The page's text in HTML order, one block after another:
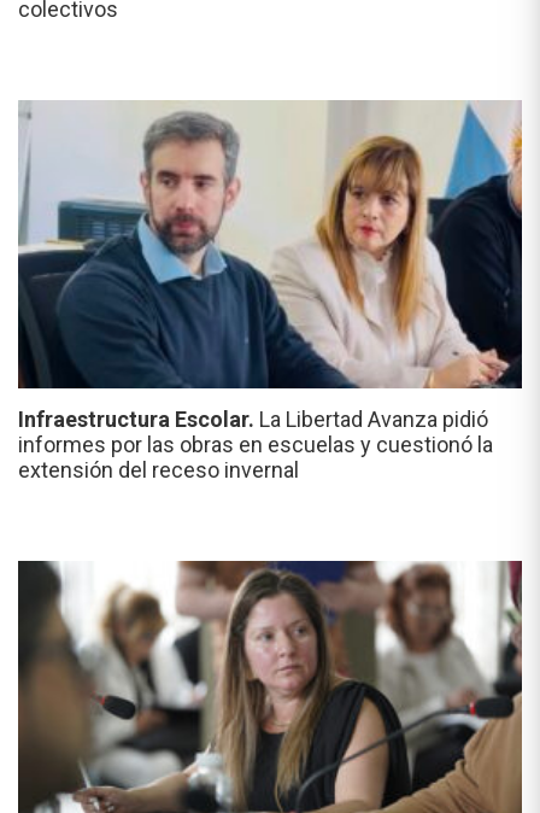
colectivos
Infraestructura Escolar. La Libertad Avanza pidió
informes por las obras en escuelas y cuestionó la
extensión del receso invernal